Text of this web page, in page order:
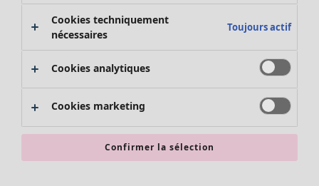
Pantalon
Manteaux & vestes
Accessoires
Vêtements de bain
Basics
Soldes Mobilier
Bonnes affaires déco
Textiles
Cookies techniquement
nécessaires
Toujours actif
Cookies analytiques
Cookies marketing
Confirmer la sélection